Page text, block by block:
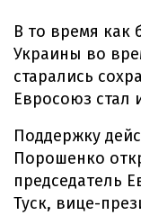
В то время как
Украины во
старались
Евросоюз стал
Поддержку
Порошенко
председатель
Туск, вице-